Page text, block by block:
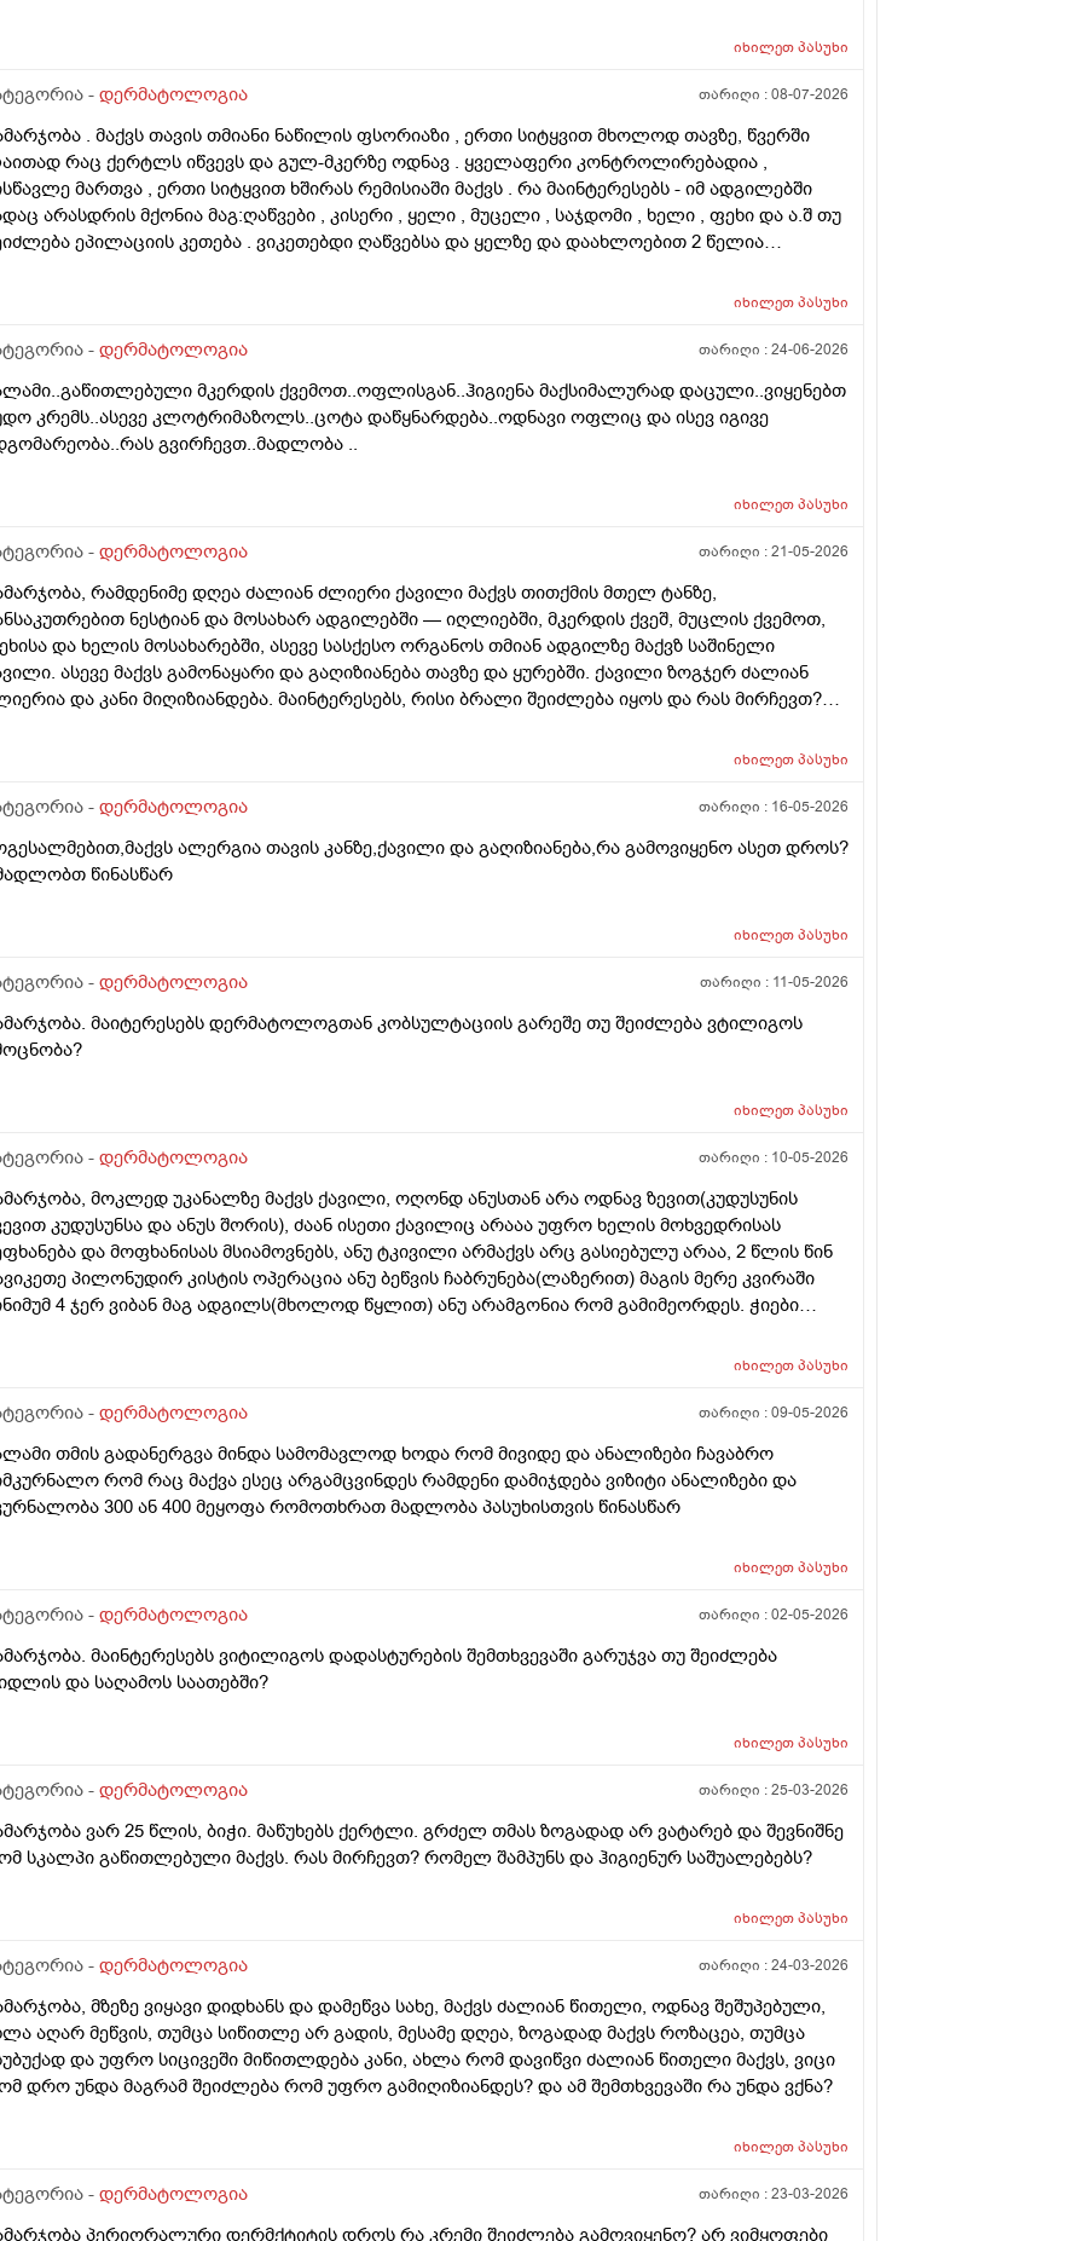
გამართლებილი სკალპის ფსორიაზის დროს ? არ მინდა რომ ამ პროცედურებმა კიდევ უფრო
თუ არა თმის გადანერგვა სკალპის ფსორიაზის დროს და არის თუ არა პრაქტიკაში ვინც
იხილეთპასუხი
- დერმატოლოგია თარიღი :08-07-2026
. მაქვს თავის თმიანი ნაწილის ფსორიაზი , ერთი სიტყვით მხოლოდ თავზე, წვერში
რაც ქერტლს იწვევს და გულ-მკერზე ოდნავ . ყველაფერი კონტროლირებადია ,
მართვა , ერთი სიტყვით ხშირას რემისიაში მაქვს . რა მაინტერესებს - იმ ადგილებში
არასდრის მქონია მაგ:ღაწვები , კისერი , ყელი , მუცელი , საჯდომი , ხელი , ფეხი და ა.შ თუ
ეპილაციის კეთება . ვიკეთებდი ღაწვებსა და ყელზე და დაახლოებით 2 წელია
გააღიაზიანოს და მანდაც გამოვიდესო , შიშმა ამიტანა . სხვადასხვა ვერსია მესმის ,
? რისკი რამხელაა? მადლობა წინასწარ .
იხილეთპასუხი
- დერმატოლოგია თარიღი :24-06-2026
მკერდის ქვემოთ..ოფლისგან..ჰიგიენა მაქსიმალურად დაცული..ვიყენებთ
კრემს..ასევე კლოტრიმაზოლს..ცოტა დაწყნარდება..ოდნავი ოფლიც და ისევ იგივე
გვირჩევთ..მადლობა ..
იხილეთპასუხი
- დერმატოლოგია თარიღი :21-05-2026
რამდენიმე დღეა ძალიან ძლიერი ქავილი მაქვს თითქმის მთელ ტანზე,
ნესტიან და მოსახარ ადგილებში — იღლიებში, მკერდის ქვეშ, მუცლის ქვემოთ,
და ხელის მოსახარებში, ასევე სასქესო ორგანოს თმიან ადგილზე მაქვზ საშინელი
ასევე მაქვს გამონაყარი და გაღიზიანება თავზე და ყურებში. ქავილი ზოგჯერ ძალიან
და კანი მიღიზიანდება. მაინტერესებს, რისი ბრალი შეიძლება იყოს და რას მირჩევთ?
იხილეთპასუხი
- დერმატოლოგია თარიღი : 16-05-2026
ალერგია თავის კანზე,ქავილი და გაღიზიანება,რა გამოვიყენო ასეთ დროს?
წინასწარ
იხილეთპასუხი
- დერმატოლოგია თარიღი : 11-05-2026
მაიტერესებს დერმატოლოგთან კობსულტაციის გარეშე თუ შეიძლება ვტილიგოს
იხილეთპასუხი
- დერმატოლოგია თარიღი : 10-05-2026
მოკლედ უკანალზე მაქვს ქავილი, ოღონდ ანუსთან არა ოდნავ ზევით(კუდუსუნის
კუდუსუნსა და ანუს შორის), ძაან ისეთი ქავილიც არააა უფრო ხელის მოხვედრისას
და მოფხანისას მსიამოვნებს, ანუ ტკივილი არმაქვს არც გასიებულუ არაა, 2 წლის წინ
პილონუდირ კისტის ოპერაცია ანუ ბეწვის ჩაბრუნება(ლაზერით) მაგის მერე კვირაში
4 ჯერ ვიბან მაგ ადგილს(მხოლოდ წყლით) ანუ არამგონია რომ გამიმეორდეს. ჭიები
იხილეთპასუხი
- დერმატოლოგია თარიღი :09-05-2026
თმის გადანერგვა მინდა სამომავლოდ ხოდა რომ მივიდე და ანალიზები ჩავაბრო
რომ რაც მაქვა ესეც არგამცვინდეს რამდენი დამიჯდება ვიზიტი ანალიზები და
300 ან 400 მეყოფა რომოთხრათ მადლობა პასუხისთვის წინასწარ
იხილეთპასუხი
- დერმატოლოგია თარიღი :02-05-2026
მაინტერესებს ვიტილიგოს დადასტურების შემთხვევაში გარუჯვა თუ შეიძლება
და საღამოს საათებში?
იხილეთპასუხი
- დერმატოლოგია თარიღი :25-03-2026
ვარ 25 წლის, ბიჭი. მაწუხებს ქერტლი. გრძელ თმას ზოგადად არ ვატარებ და შევნიშნე
სკალპი გაწითლებული მაქვს. რას მირჩევთ? რომელ შამპუნს და ჰიგიენურ საშუალებებს?
იხილეთპასუხი
- დერმატოლოგია თარიღი :24-03-2026
მზეზე ვიყავი დიდხანს და დამეწვა სახე, მაქვს ძალიან წითელი, ოდნავ შეშუპებული,
აღარ მეწვის, თუმცა სიწითლე არ გადის, მესამე დღეა, ზოგადად მაქვს როზაცეა, თუმცა
და უფრო სიცივეში მიწითლდება კანი, ახლა რომ დავიწვი ძალიან წითელი მაქვს, ვიცი
დრო უნდა მაგრამ შეიძლება რომ უფრო გამიღიზიანდეს? და ამ შემთხვევაში რა უნდა ვქნა?
იხილეთპასუხი
- დერმატოლოგია თარიღი :23-03-2026
პერიორალური დერმქტიტის დროს რა კრემი შეიძლება გამოვიყენო? არ ვიმყოფები